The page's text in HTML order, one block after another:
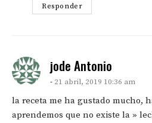
Responder
jode Antonio
21 abril, 2019 10:36 am
la receta me ha gustado mucho,
aprendemos que no existe la »